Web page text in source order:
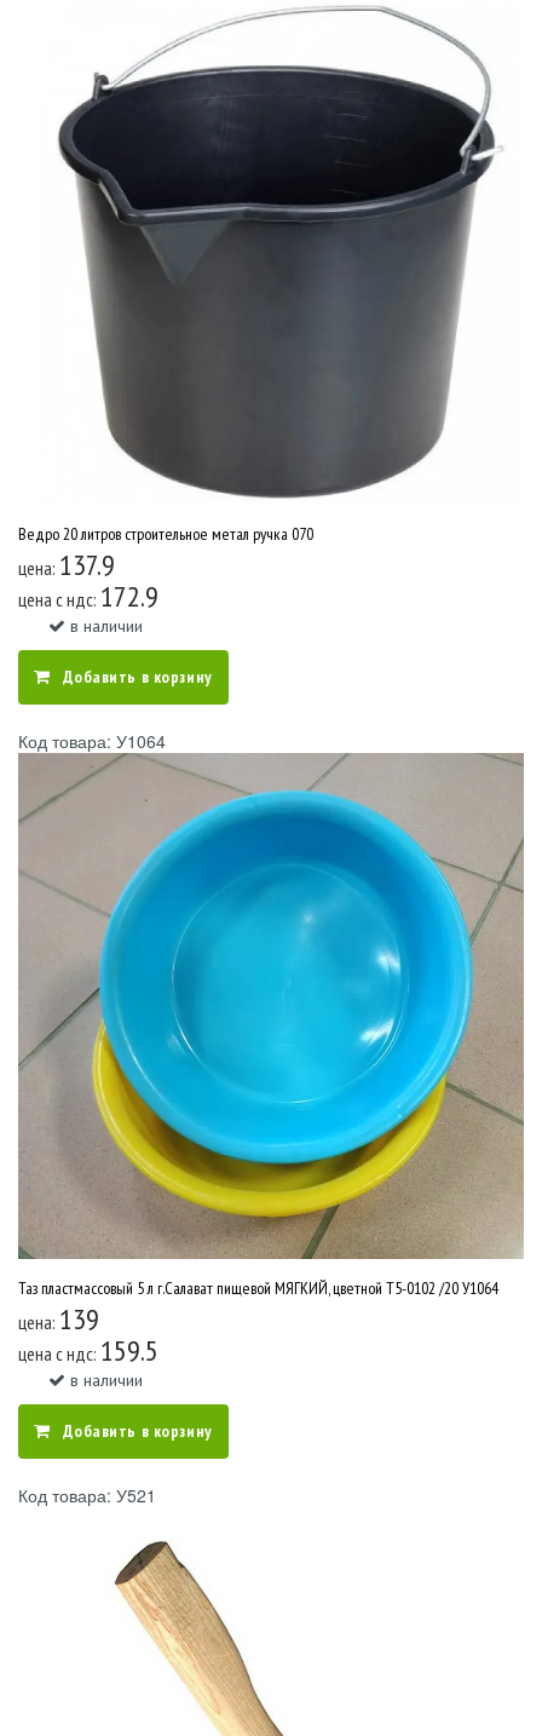
Ведро 20 литров строительное метал ручка 070
цена: 137.9
цена c ндс: 172.9
в наличии
Добавить в корзину
Код товара: У1064
Таз пластмассовый 5 л г.Салават пищевой МЯГКИЙ, цветной Т5-0102 /20 У1064
цена: 139
цена c ндс: 159.5
в наличии
Добавить в корзину
Код товара: У521